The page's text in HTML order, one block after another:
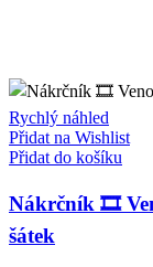
Rychlý náhled
Přidat na Wishlist
Přidat do košíku
Nákrčník 🎞️
šátek